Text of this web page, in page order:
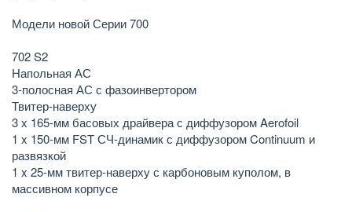
Модели новой Серии 700
702 S2
Напольная АС
3-полосная АС с фазоинвертором
Твитер-наверху
3 x 165-мм басовых драйвера с диффузором Aerofoil
1 x 150-мм FST СЧ-динамик с диффузором Continuum и
развязкой
1 x 25-мм твитер-наверху с карбоновым куполом, в
массивном корпусе